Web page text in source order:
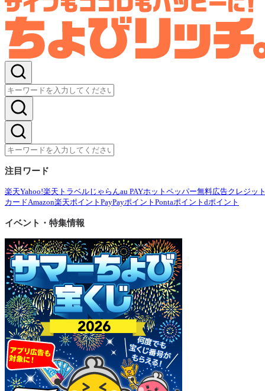
注目ワード
楽天Yahoo!楽天トラベル じゃらんau PAYホットペッパー無料広告クレジッ
カードAmazon楽天ポイント PayPayポイント Pontaポイント dポイント
イベント・特集情報